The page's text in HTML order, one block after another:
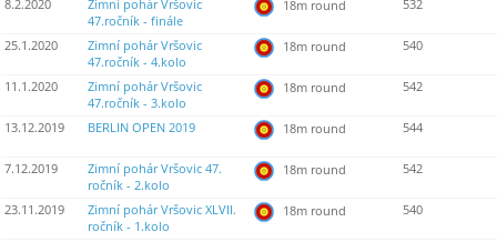
8.2.2020
Zimní pohár Vršovic
47.ročník - finále
18m round 532
25.1.2020
Zimní pohár Vršovic
47.ročník - 4.kolo
18m round 540
11.1.2020
Zimní pohár Vršovic
47.ročník - 3.kolo
18m round 542
13.12.2019 BERLIN OPEN 2019 18m round 544
7.12.2019
Zimní pohár Vršovic 47.
ročník - 2.kolo
18m round 542
23.11.2019
Zimní pohár Vršovic XLVII.
ročník - 1.kolo
18m round 540